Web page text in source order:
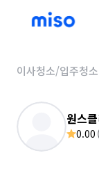
이사청소/입주청소
원스
0.00 (